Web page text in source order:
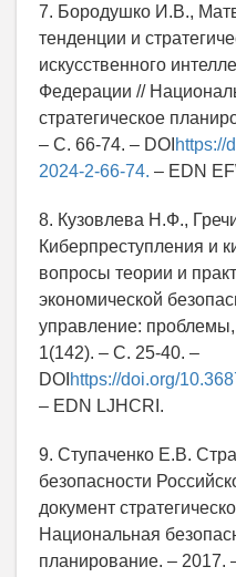
7. Бородушко И.В.,
тенденции и
искусственного
Федерации //
стратегическое
– С. 66-74. – DOI https://
2024-2-66-74. – EDN
8. Кузовлева Н.Ф.,
Киберпреступления и
вопросы теории и
экономической
управление:
1(142). – С. 25-40. –
DOI https://doi.org/
– EDN LJHCRI.
9. Ступаченко Е.В.
безопасности
документ
Национальная
планирование. –